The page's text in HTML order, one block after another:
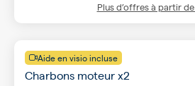
Plus d’offres à partir de
Aide en visio incluse
Charbons moteur x2